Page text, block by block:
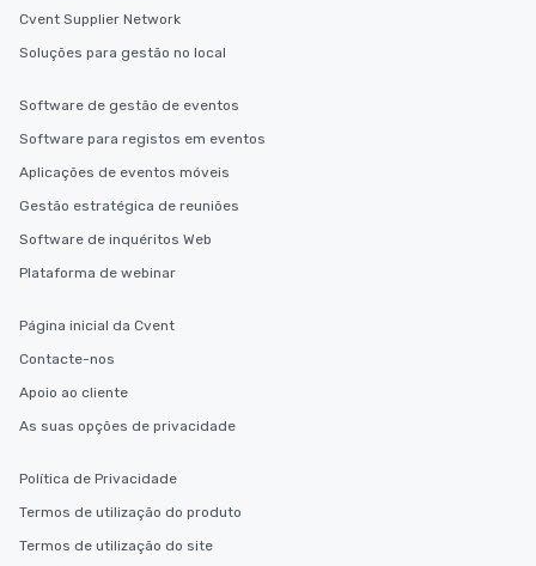
Cvent Supplier Network
Soluções para gestão no local
Software de gestão de eventos
Software para registos em eventos
Aplicações de eventos móveis
Gestão estratégica de reuniões
Software de inquéritos Web
Plataforma de webinar
Página inicial da Cvent
Contacte-nos
Apoio ao cliente
As suas opções de privacidade
Política de Privacidade
Termos de utilização do produto
Termos de utilização do site